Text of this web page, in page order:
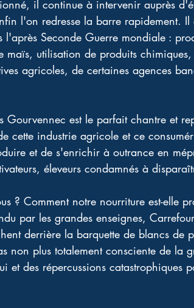
il continue à intervenir auprès
l'on redresse la barre rapidement.
l'après Seconde Guerre mondiale :
maïs, utilisation de produits
agricoles, de certaines agences
est le parfait chantre et
cette industrie agricole et ce
et de s'enrichir à outrance en
éleveurs condamnés à
? Comment notre nourriture est-elle
par les grandes enseignes,
derrière la barquette de blancs de
non plus totalement consciente de la
et des répercussions catastrophiques